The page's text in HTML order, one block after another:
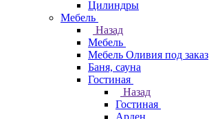
Цилиндры
Мебель
Назад
Мебель
Мебель Оливия под заказ
Баня, сауна
Гостиная
Назад
Гостиная
Арден